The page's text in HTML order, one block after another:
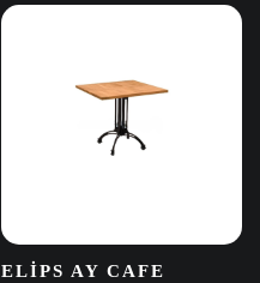
ELIPS AY CAFE